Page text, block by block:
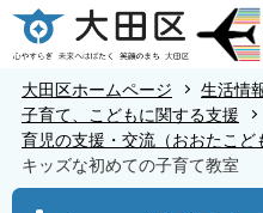
こ
の
大田区ホームページ 生活情
子育て、こどもに関する支援
育児の支援・交流（おおたこど
キッズな初めての子育て教室